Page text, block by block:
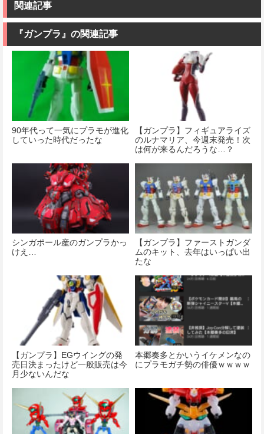
関連記事
『ガンプラ』の関連記事
90年代って一気にプラモが進化
していった時代だったな
【ガンプラ】フィギュアライズ
のルナマリア、今週末発売！次
は何が来るんだろうな…？
シンガポール産のガンプラかっ
けえ…
【ガンプラ】ファーストガンダ
ムのキット、去年はいっぱい出
たな
【ガンプラ】EGウイングの発
売日決まったけど一般販売は今
月少ないんだな
本郷奏多とかいうイケメンなの
にプラモガチ勢の俳優ｗｗｗｗ